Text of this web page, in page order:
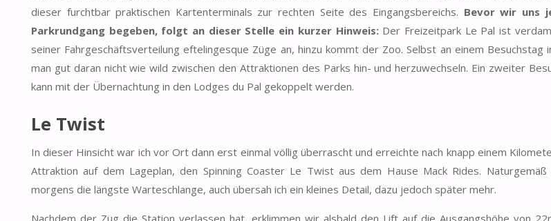
dieser furchtbar praktischen Kartenterminals zur rechten Seite des Eingangsbereichs. Bevor wir uns
Parkrundgang begeben, folgt an dieser Stelle ein kurzer Hinweis:Der Freizeitpark Le Pal ist
seiner Fahrgeschäftsverteilung eftelingesque Züge an, hinzu kommt der Zoo. Selbst an einem Besuchstag
man gut daran nicht wie wild zwischen den Attraktionen des Parks hin- und herzuwechseln. Ein zweiter
kann mit der Übernachtung in den Lodges du Pal gekoppelt werden.
Le Twist
In dieser Hinsicht war ich vor Ort dann erst einmal völlig überrascht und erreichte nach knapp einem
Attraktion auf dem Lageplan, den Spinning Coaster Le Twist aus dem Hause Mack Rides.
morgens die längste Warteschlange, auch übersah ich ein kleines Detail, dazu jedoch später mehr.